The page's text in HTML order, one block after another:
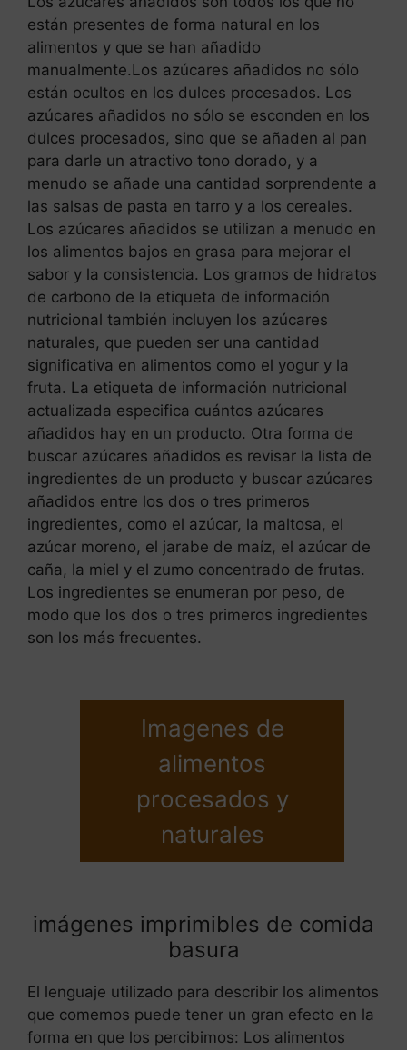
están presentes de forma natural en los
alimentos y que se han añadido
manualmente.Los azúcares añadidos no sólo
están ocultos en los dulces procesados. Los
azúcares añadidos no sólo se esconden en los
dulces procesados, sino que se añaden al pan
para darle un atractivo tono dorado, y a
menudo se añade una cantidad sorprendente a
las salsas de pasta en tarro y a los cereales.
Los azúcares añadidos se utilizan a menudo en
los alimentos bajos en grasa para mejorar el
sabor y la consistencia. Los gramos de hidratos
de carbono de la etiqueta de información
nutricional también incluyen los azúcares
naturales, que pueden ser una cantidad
significativa en alimentos como el yogur y la
fruta. La etiqueta de información nutricional
actualizada especifica cuántos azúcares
añadidos hay en un producto. Otra forma de
buscar azúcares añadidos es revisar la lista de
ingredientes de un producto y buscar azúcares
añadidos entre los dos o tres primeros
ingredientes, como el azúcar, la maltosa, el
azúcar moreno, el jarabe de maíz, el azúcar de
caña, la miel y el zumo concentrado de frutas.
Los ingredientes se enumeran por peso, de
modo que los dos o tres primeros ingredientes
son los más frecuentes.
Imagenes de
alimentos
procesados y
naturales
imágenes imprimibles de comida
basura
El lenguaje utilizado para describir los alimentos
que comemos puede tener un gran efecto en la
forma en que los percibimos: Los alimentos